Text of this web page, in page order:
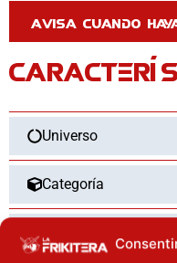
Universo
Categoría